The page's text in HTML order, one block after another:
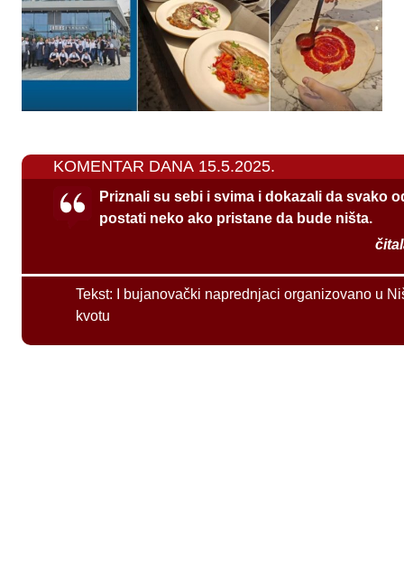
KOMENTAR DANA 15.5.2025.
Priznali su sebi i svima i dokazali da svako
postati neko ako pristane da bude ništa.
Tekst:
I bujanovački naprednjaci organizovano u
kvotu